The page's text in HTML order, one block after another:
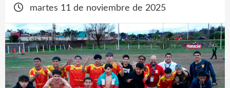
martes 11 de noviembre de 2025